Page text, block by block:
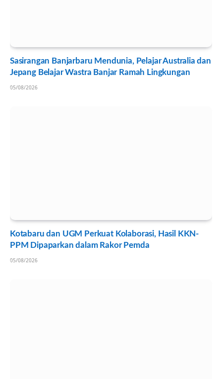
Sasirangan Banjarbaru Mendunia, Pelajar Australia dan
Jepang Belajar Wastra Banjar Ramah Lingkungan
05/08/2026
Kotabaru dan UGM Perkuat Kolaborasi, Hasil KKN-
PPM Dipaparkan dalam Rakor Pemda
05/08/2026